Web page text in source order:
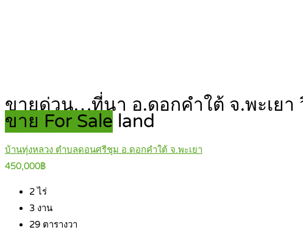
ขายด่วน…ที่นา อ.ดอกคำใต้ จ.พะเยา
ขาย For Sale land
บ้านทุ่งหลวง ตำบลดอนศรีชุม อ.ดอกคำใต้ จ.พะเยา
450,000฿
2ไร่
3 งาน
29 ตารางวา